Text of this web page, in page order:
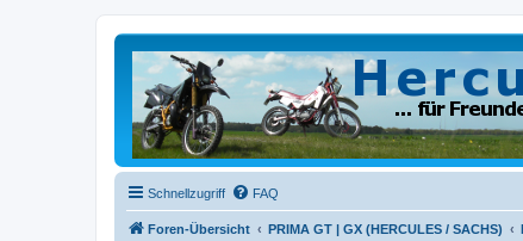
Schnellzugriff FAQ
Foren-Übersicht PRIMA GT | GX (HERCULES / SACHS)